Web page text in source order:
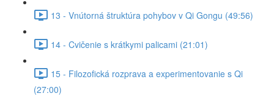
13 - Vnútorná štruktúra pohybov v Qi Gongu (49:56)
14 - Cvičenie s krátkymi palicami (21:01)
15 - Filozofická rozprava a experimentovanie s Qi
(27:00)